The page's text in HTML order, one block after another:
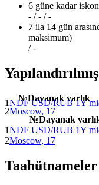
6 güne kadar
- / - / -
7 ila 14 gün
maksimum)
/ -
№Dayanak varlık
1NDF USD/RUB 1Y
2Moscow, 17
№Dayanak
1NDF USD/RUB 1Y
2Moscow, 17